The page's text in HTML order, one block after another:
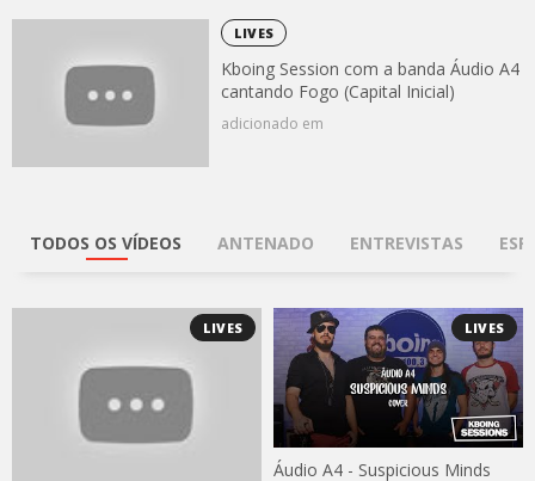
LIVES
Kboing Session com a banda Áudio A4
cantando Fogo (Capital Inicial)
adicionado em
TODOS OS VÍDEOS ANTENADO ENTREVISTAS
LIVES LIVES
Áudio A4 - Suspicious Minds